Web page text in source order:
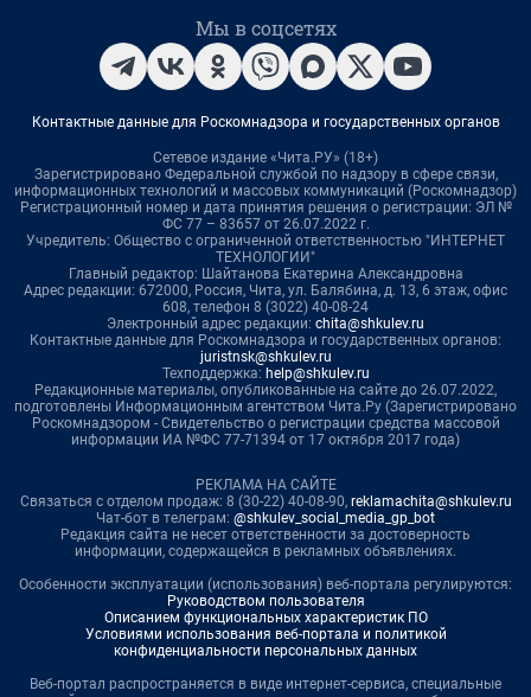
Мы в соцсетях
Контактные данные для Роскомнадзора и государственных органов
Сетевое издание «Чита.РУ» (18+)
Зарегистрировано Федеральной службой по надзору в сфере связи,
информационных технологий и массовых коммуникаций (Роскомнадзор)
Регистрационный номер и дата принятия решения о регистрации: ЭЛ №
ФС 77 – 83657 от 26.07.2022 г.
Учредитель: Общество с ограниченной ответственностью "ИНТЕРНЕТ
ТЕХНОЛОГИИ"
Главный редактор: Шайтанова Екатерина Александровна
Адрес редакции: 672000, Россия, Чита, ул. Балябина, д. 13, 6 этаж, офис
608, телефон 8 (3022) 40-08-24
Электронный адрес редакции: chita@shkulev.ru
Контактные данные для Роскомнадзора и государственных органов:
juristnsk@shkulev.ru
Техподдержка: help@shkulev.ru
Редакционные материалы, опубликованные на сайте до 26.07.2022,
подготовлены Информационным агентством Чита.Ру (Зарегистрировано
Роскомнадзором - Свидетельство о регистрации средства массовой
информации ИА №ФС 77-71394 от 17 октября 2017 года)
РЕКЛАМА НА САЙТЕ
Связаться с отделом продаж: 8 (30-22) 40-08-90, reklamachita@shkulev.ru
Чат-бот в телеграм: @shkulev_social_media_gp_bot
Редакция сайта не несет ответственности за достоверность
информации, содержащейся в рекламных объявлениях.
Особенности эксплуатации (использования) веб-портала регулируются:
Руководством пользователя
Описанием функциональных характеристик ПО
Условиями использования веб-портала и политикой
конфиденциальности персональных данных
Веб-портал распространяется в виде интернет-сервиса, специальные